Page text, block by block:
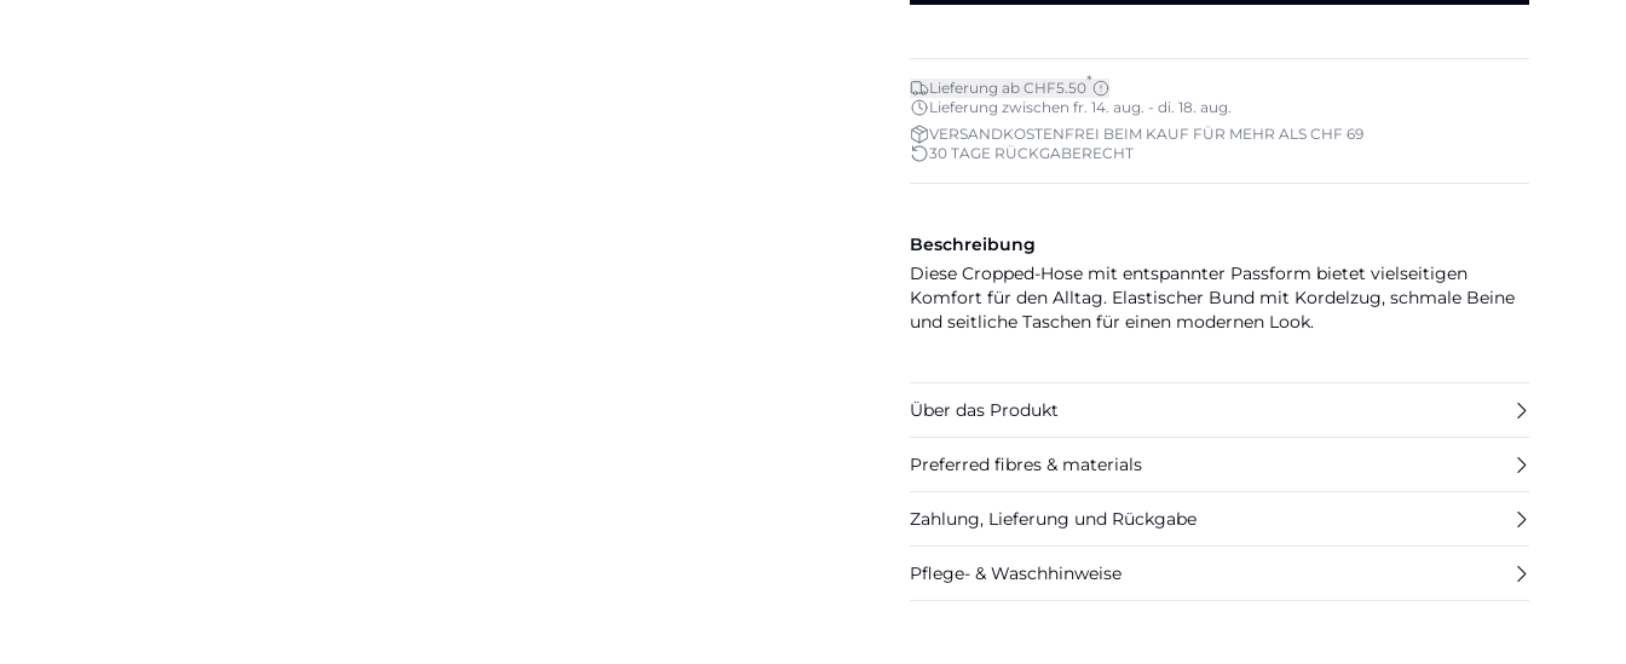
Lieferung ab CHF5.50*
Lieferung zwischen fr. 14. aug. - di. 18. aug.
VERSANDKOSTENFREI BEIM KAUF FÜR MEHR ALS CHF 69
30 TAGE RÜCKGABERECHT
Beschreibung
Diese Cropped-Hose mit entspannter Passform bietet vielseitigen
Komfort für den Alltag. Elastischer Bund mit Kordelzug, schmale Beine
und seitliche Taschen für einen modernen Look.
Über das Produkt
Preferred fibres & materials
Zahlung, Lieferung und Rückgabe
Pflege- & Waschhinweise